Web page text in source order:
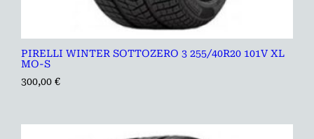
PIRELLI WINTER SOTTOZERO 3 255/40R20 101V XL
MO-S
300,00 €